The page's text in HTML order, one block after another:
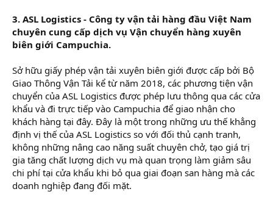
3. ASL Logistics - Công ty vận tải hàng đầu Việt Nam
chuyên cung cấp dịch vụ Vận chuyển hàng xuyên
biên giới Campuchia.
Sở hữu giấy phép vận tải xuyên biên giới được cấp bởi Bộ
Giao Thông Vận Tải kể từ năm 2018, các phương tiện vận
chuyển của ASL Logistics được phép lưu thông qua các cửa
khẩu và đi trực tiếp vào Campuchia để giao nhận cho
khách hàng tại đây. Đây là một trong những ưu thế khẳng
định vị thế của ASL Logistics so với đối thủ cạnh tranh,
không những nâng cao năng suất chuyên chở, tạo giá trị
gia tăng chất lượng dịch vụ mà quan trọng làm giảm sâu
chi phí tại cửa khẩu khi bỏ qua giai đoạn san hàng mà các
doanh nghiệp đang đối mặt.